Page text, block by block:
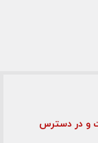
و در دسترس